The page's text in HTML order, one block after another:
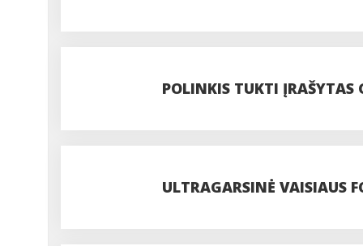
POLINKIS TUKTI ĮRAŠYTAS
ULTRAGARSINĖ VAISIAUS